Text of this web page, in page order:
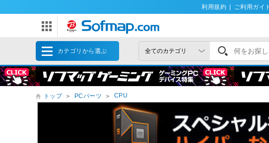
利用規約 ご利用ガイ
カテゴリから選ぶ
トップ ＞ PCパーツ ＞ CPU